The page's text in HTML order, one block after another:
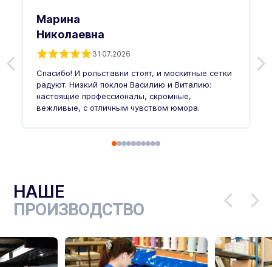
Марина
Николаевна
31.07.2026
Спасибо! И рольставни стоят, и москитные сетки
радуют. Низкий поклон Василию и Виталию:
настоящие профессионалы, скромные,
вежливые, с отличным чувством юмора.
НАШЕ
ПРОИЗВОДСТВО